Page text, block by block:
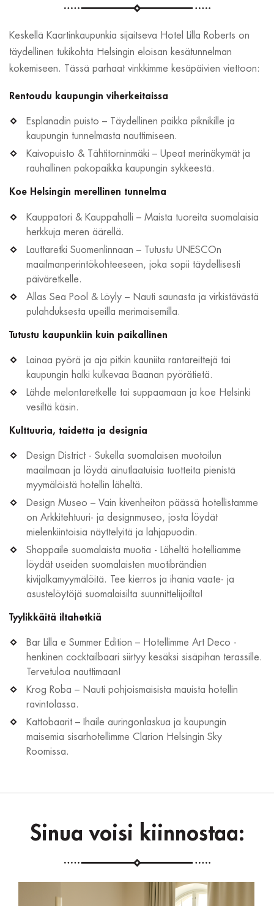
Keskellä Kaartinkaupunkia sijaitseva Hotel Lilla Roberts on
täydellinen tukikohta Helsingin eloisan kesätunnelman
kokemiseen. Tässä parhaat vinkkimme kesäpäivien viettoon:
Rentoudu kaupungin viherkeitaissa
Esplanadin puisto – Täydellinen paikka piknikille ja
kaupungin tunnelmasta nauttimiseen.
Kaivopuisto & Tähtitorninmäki – Upeat merinäkymät ja
rauhallinen pakopaikka kaupungin sykkeestä.
Koe Helsingin merellinen tunnelma
Kauppatori & Kauppahalli – Maista tuoreita suomalaisia
herkkuja meren äärellä.
Lauttaretki Suomenlinnaan – Tutustu UNESCOn
maailmanperintökohteeseen, joka sopii täydellisesti
päiväretkelle.
Allas Sea Pool & Löyly – Nauti saunasta ja virkistävästä
pulahduksesta upeilla merimaisemilla.
Tutustu kaupunkiin kuin paikallinen
Lainaa pyörä ja aja pitkin kauniita rantareittejä tai
kaupungin halki kulkevaa Baanan pyörätietä.
Lähde melontaretkelle tai suppaamaan ja koe Helsinki
vesiltä käsin.
Kulttuuria, taidetta ja designia
Design District - Sukella suomalaisen muotoilun
maailmaan ja löydä ainutlaatuisia tuotteita pienistä
myymälöistä hotellin läheltä.
Design Museo – Vain kivenheiton päässä hotellistamme
on Arkkitehtuuri- ja designmuseo, josta löydät
mielenkiintoisia näyttelyitä ja lahjapuodin.
Shoppaile suomalaista muotia - Läheltä hotelliamme
löydät useiden suomalaisten muotibrändien
kivijalkamyymälöitä. Tee kierros ja ihania vaate- ja
asustelöytöjä suomalaisilta suunnittelijoilta!
Tyylikkäitä iltahetkiä
Bar Lilla e Summer Edition – Hotellimme Art Deco -
henkinen cocktailbaari siirtyy kesäksi sisäpihan terassille.
Tervetuloa nauttimaan!
Krog Roba – Nauti pohjoismaisista mauista hotellin
ravintolassa.
Kattobaarit – Ihaile auringonlaskua ja kaupungin
maisemia sisarhotellimme Clarion Helsingin Sky
Roomissa.
Sinua voisi kiinnostaa: